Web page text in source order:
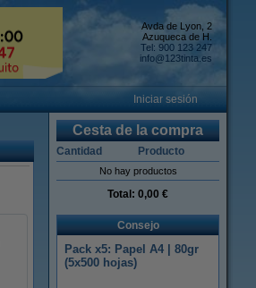
Avda de Lyon, 2
Azuqueca de H.
Tel: 900 123 247
info@123tinta.es
Iniciar sesión
Cesta de la compra
Cantidad Producto
No hay productos
Total: 0,00 €
Consejo
Pack x5: Papel A4 | 80gr
(5x500 hojas)